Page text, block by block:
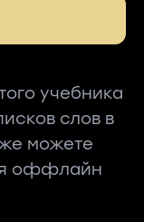
учебника
слов в
можете
оффлайн